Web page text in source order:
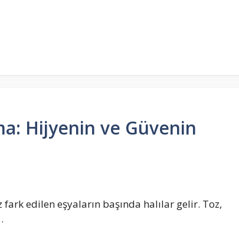
Hijyenin ve Güvenin
edilen eşyaların başında halılar gelir. Toz,